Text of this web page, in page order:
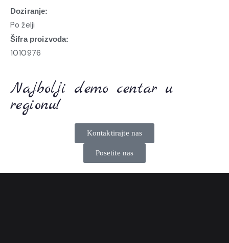
Doziranje:
Po želji
Šifra proizvoda:
1010976
Najbolji demo centar u
regionu!
Kontaktirajte nas
Posetite nas